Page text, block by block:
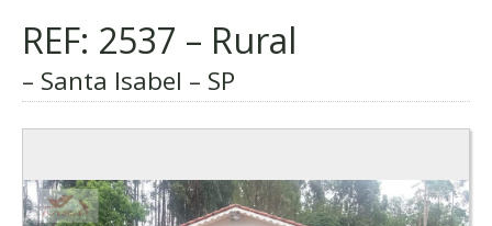
REF: 2537 – Rural
– Santa Isabel – SP